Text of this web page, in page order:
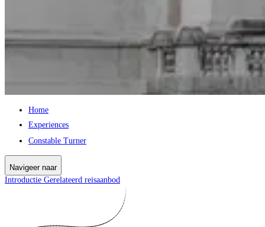
Home
Experiences
Constable Turner
Navigeer naar
Introductie Gerelateerd reisaanbod